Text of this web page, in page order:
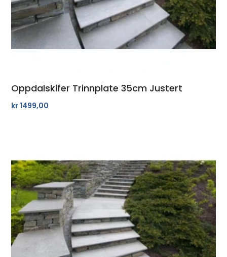
Oppdalskifer Trinnplate 35cm Justert
kr1499,00